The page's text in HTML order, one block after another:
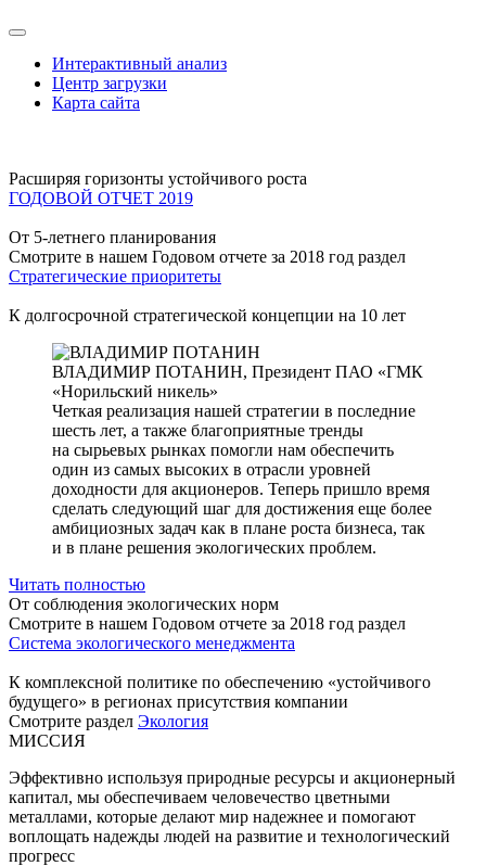
Интерактивный анализ
Центр загрузки
Карта сайта
Расширяя горизонты устойчивого роста
ГОДОВОЙ ОТЧЕТ 2019
От 5-летнего планирования
Смотрите в нашем Годовом отчете за 2018 год раздел
Стратегические приоритеты
К долгосрочной стратегической концепции на 10 лет
ВЛАДИМИР ПОТАНИН, Президент ПАО «ГМК
«Норильский никель»
Четкая реализация нашей стратегии в последние
шесть лет, а также благоприятные тренды
на сырьевых рынках помогли нам обеспечить
один из самых высоких в отрасли уровней
доходности для акционеров. Теперь пришло время
сделать следующий шаг для достижения еще более
амбициозных задач как в плане роста бизнеса, так
и в плане решения экологических проблем.
Читать полностью
От соблюдения экологических норм
Смотрите в нашем Годовом отчете за 2018 год раздел
Система экологического менеджмента
К комплексной политике по обеспечению «устойчивого
будущего» в регионах присутствия компании
Смотрите раздел Экология
МИССИЯ
Эффективно используя природные ресурсы и акционерный
капитал, мы обеспечиваем человечество цветными
металлами, которые делают мир надежнее и помогают
воплощать надежды людей на развитие и технологический
прогресс